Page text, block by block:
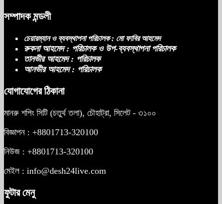
সম্পাদক মন্ডলী
চেয়ারম্যান ও ব্যবস্থাপনা পরিচালক : মো ফাবির আহমেদ
রুকনা আহমেদ : পরিচালক ও উপ-ব্যবস্থাপনা পরিচালক
তানভীর আহমেদ : পরিচালক
আনভীর আহমেদ : পরিচালক
যোগাযোগের ঠিকানা
মানরু শপিং সিটি (চতুর্থ তলা), চৌহাট্রা, সিলেট - ৩১০০
বিজ্ঞাপন : +8801713-320100
নিউজ : +8801713-320100
মেইল : info@desh24live.com
ফুটার মেনু